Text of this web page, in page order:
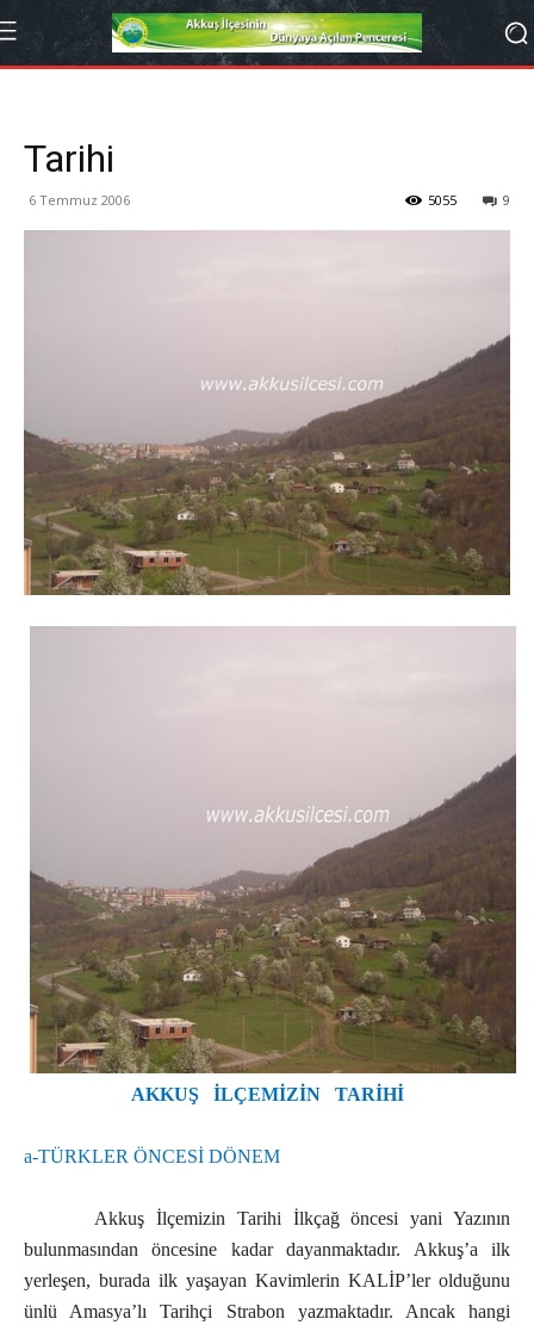
Tarihi
6 Temmuz 2006 9
5055
AKKUŞ İLÇEMİZİN TARİHİ
a-TÜRKLER ÖNCESİ DÖNEM
Akkuş İlçemizin Tarihi İlkçağ öncesi yani Yazının
bulunmasından öncesine kadar dayanmaktadır. Akkuş’a ilk
yerleşen, burada ilk yaşayan Kavimlerin KALİP’ler olduğunu
ünlü Amasya’lı Tarihçi Strabon yazmaktadır. Ancak hangi